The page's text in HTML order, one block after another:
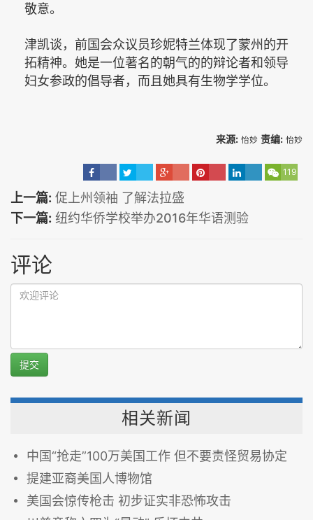
敬意。
津凯谈，前国会众议员珍妮特兰体现了蒙州的开
拓精神。她是一位著名的朝气的的辩论者和领导
妇女参政的倡导者，而且她具有生物学学位。
来源: 怡妙 责编: 怡妙
119
上一篇: 促上州领袖 了解法拉盛
下一篇: 纽约华侨学校举办2016年华语测验
评论
提交
相关新闻
中国“抢走”100万美国工作 但不要责怪贸易协定
提建亚裔美国人博物馆
美国会惊传枪击 初步证实非恐怖攻击